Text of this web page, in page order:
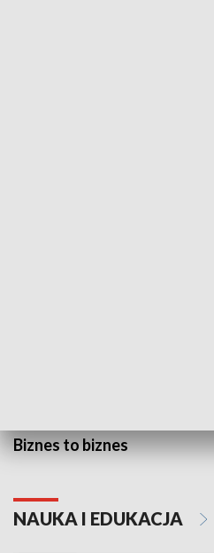
Biznes to biznes
NAUKA I EDUKACJA